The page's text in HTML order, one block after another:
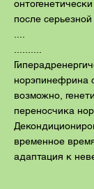
онтогенетически
после
норэпинефрина
возможно,
переносчика
временное
адаптация к